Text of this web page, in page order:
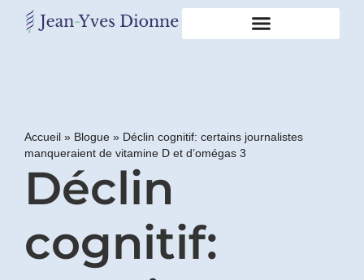
Accueil » Blogue » Déclin cognitif: certains journalistes
manqueraient de vitamine D et d’omégas 3
Déclin
cognitif:
Obtenez
gratuitement
mon
pdf
GRAS,
MAUVAIS